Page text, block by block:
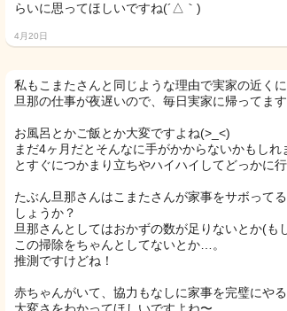
らいに思ってほしいですね(´△｀)
4月20日
私もこまたさんと同じような理由で実家の近くに
旦那の仕事が夜遅いので、毎日実家に帰ってます
お風呂とかご飯とか大変ですよね(>_<)
まだ4ヶ月だとそんなに手がかからないかもし
とすぐにつかまり立ちやハイハイしてどっかに
たぶん旦那さんはこまたさんが家事をサボって
しょうか？
旦那さんとしてはおかずの数が足りないとか(も
この掃除をちゃんとしてないとか…。
推測ですけどね！
赤ちゃんがいて、協力もなしに家事を完璧にや